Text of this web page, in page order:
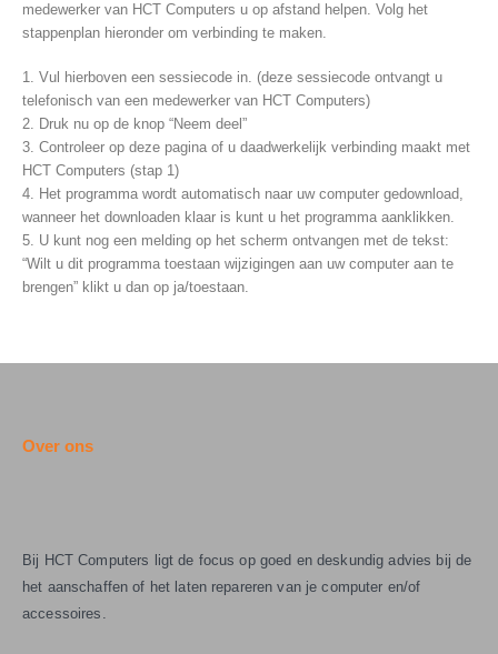
medewerker van HCT Computers u op afstand helpen. Volg het
stappenplan hieronder om verbinding te maken.
1. Vul hierboven een sessiecode in. (deze sessiecode ontvangt u
telefonisch van een medewerker van HCT Computers)
2. Druk nu op de knop “Neem deel”
3. Controleer op deze pagina of u daadwerkelijk verbinding maakt met
HCT Computers (stap 1)
4. Het programma wordt automatisch naar uw computer gedownload,
wanneer het downloaden klaar is kunt u het programma aanklikken.
5. U kunt nog een melding op het scherm ontvangen met de tekst:
“Wilt u dit programma toestaan wijzigingen aan uw computer aan te
brengen” klikt u dan op ja/toestaan.
Over ons
Bij HCT Computers ligt de focus op goed en deskundig advies bij de
het aanschaffen of het laten repareren van je computer en/of
accessoires.